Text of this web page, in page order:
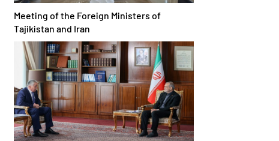
Meeting of the Foreign Ministers of
Tajikistan and Iran